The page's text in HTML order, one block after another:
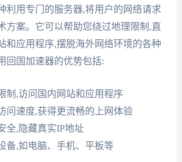
利用专门的服务器,将用户的网络请求
方案。它可以帮助您绕过地理限制,直
和应用程序,摆脱海外网络环境的各种
回国加速器的优势包括:
制,访问国内网站和应用程序
问速度,获得更流畅的上网体验
全,隐藏真实IP地址
备,如电脑、手机、平板等